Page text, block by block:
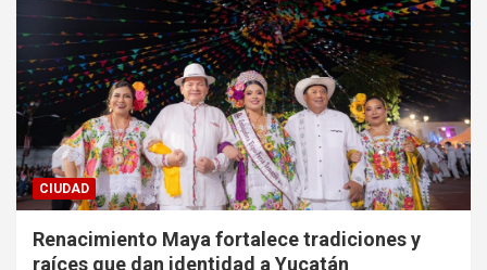
CIUDAD
Renacimiento Maya fortalece tradiciones y
raíces que dan identidad a Yucatán